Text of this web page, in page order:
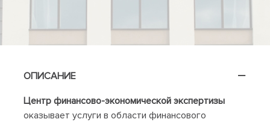
ОПИСАНИЕ
Центр финансово-экономической экспертизы
оказывает услуги в области финансового